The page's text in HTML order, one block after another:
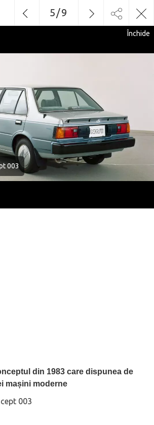
003
din 1983 care dispunea de
mașini moderne
003
Închide
5/9